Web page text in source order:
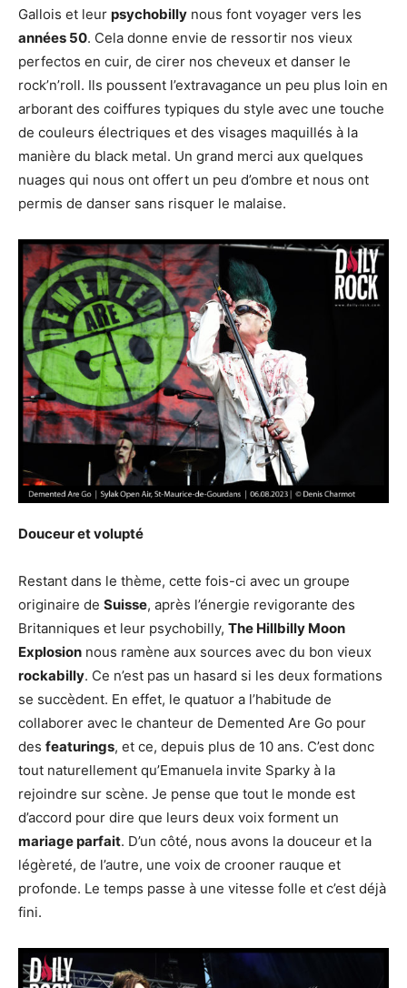
Gallois et leur psychobilly nous font voyager vers les
années 50. Cela donne envie de ressortir nos vieux
perfectos en cuir, de cirer nos cheveux et danser le
rock’n’roll. Ils poussent l’extravagance un peu plus loin en
arborant des coiffures typiques du style avec une touche
de couleurs électriques et des visages maquillés à la
manière du black metal. Un grand merci aux quelques
nuages qui nous ont offert un peu d’ombre et nous ont
permis de danser sans risquer le malaise.
Douceur et volupté
Restant dans le thème, cette fois-ci avec un groupe
originaire de Suisse, après l’énergie revigorante des
Britanniques et leur psychobilly, The Hillbilly Moon
Explosion nous ramène aux sources avec du bon vieux
rockabilly. Ce n’est pas un hasard si les deux formations
se succèdent. En effet, le quatuor a l’habitude de
collaborer avec le chanteur de Demented Are Go pour
des featurings, et ce, depuis plus de 10 ans. C’est donc
tout naturellement qu’Emanuela invite Sparky à la
rejoindre sur scène. Je pense que tout le monde est
d’accord pour dire que leurs deux voix forment un
mariage parfait. D’un côté, nous avons la douceur et la
légèreté, de l’autre, une voix de crooner rauque et
profonde. Le temps passe à une vitesse folle et c’est déjà
fini.